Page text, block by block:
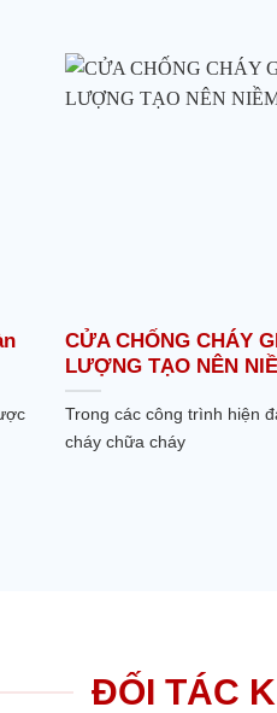
CỬA CHỐNG CHÁY
LƯỢNG TẠO NÊN
Trong các công trình hiện
cháy chữa cháy
ĐỐI TÁC